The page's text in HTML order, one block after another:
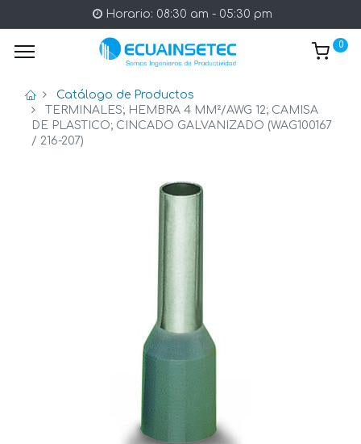
Horario: 08:30 am - 05:30 pm
0
Catálogo de Productos
TERMINALES; HEMBRA 4 MM²/AWG 12; CAMISA
DE PLASTICO; CINCADO GALVANIZADO (WAG100167
/ 216-207)